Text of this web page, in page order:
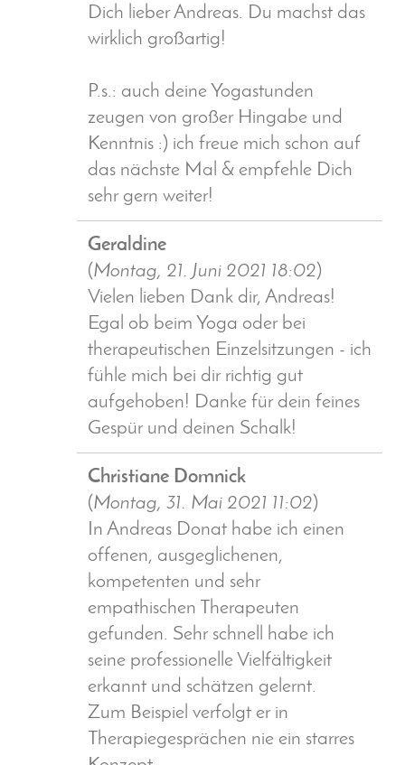
Dich lieber Andreas. Du machst das
wirklich großartig!
P.s.: auch deine Yogastunden
zeugen von großer Hingabe und
Kenntnis :) ich freue mich schon auf
das nächste Mal & empfehle Dich
sehr gern weiter!
Geraldine
(Montag, 21. Juni 2021 18:02)
Vielen lieben Dank dir, Andreas!
Egal ob beim Yoga oder bei
therapeutischen Einzelsitzungen - ich
fühle mich bei dir richtig gut
aufgehoben! Danke für dein feines
Gespür und deinen Schalk!
Christiane Domnick
(Montag, 31. Mai 2021 11:02)
In Andreas Donat habe ich einen
offenen, ausgeglichenen,
kompetenten und sehr
empathischen Therapeuten
gefunden. Sehr schnell habe ich
seine professionelle Vielfältigkeit
erkannt und schätzen gelernt.
Zum Beispiel verfolgt er in
Therapiegesprächen nie ein starres